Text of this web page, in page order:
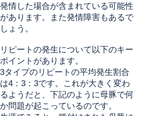
発情した場合が含まれている可能性
があります。また発情障害もあるで
しょう。
リピートの発生について以下のキー
ポイントがあります。
3タイプのリピートの平均発生割合
は4：3：3です。これが大きく変わ
るようだと、下記のように母豚で何
か問題が起こっているのです。